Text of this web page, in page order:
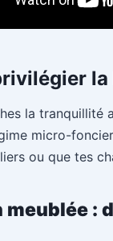
la tranquillité
micro-
ou que tes
meublée :